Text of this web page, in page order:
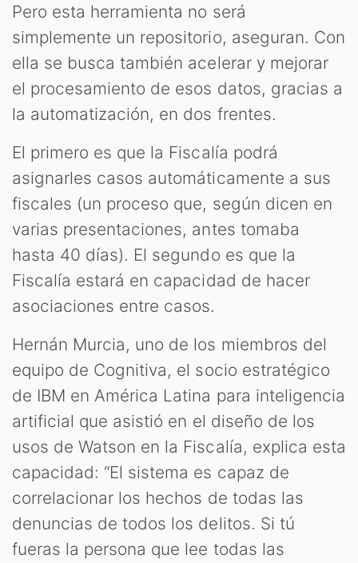
Pero esta herramienta no será
simplemente un repositorio, aseguran. Con
ella se busca también acelerar y mejorar
el procesamiento de esos datos, gracias a
la automatización, en dos frentes.
El primero es que la Fiscalía podrá
asignarles casos automáticamente a sus
fiscales (un proceso que, según dicen en
varias presentaciones, antes tomaba
hasta 40 días). El segundo es que la
Fiscalía estará en capacidad de hacer
asociaciones entre casos.
Hernán Murcia, uno de los miembros del
equipo de Cognitiva, el socio estratégico
de IBM en América Latina para inteligencia
artificial que asistió en el diseño de los
usos de Watson en la Fiscalía, explica esta
capacidad: “El sistema es capaz de
correlacionar los hechos de todas las
denuncias de todos los delitos. Si tú
fueras la persona que lee todas las